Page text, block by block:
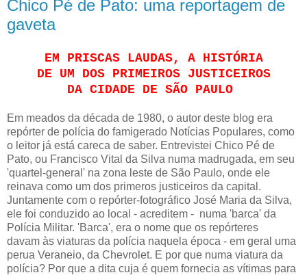
Chico Pé de Pato: uma reportagem de
gaveta
EM PRISCAS LAUDAS, A HISTÓRIA
DE UM DOS PRIMEIROS JUSTICEIROS
DA CIDADE DE SÃO PAULO
Em meados da década de 1980, o autor deste blog era
repórter de polícia do famigerado Notícias Populares, como
o leitor já está careca de saber. Entrevistei Chico Pé de
Pato, ou Francisco Vital da Silva numa madrugada, em seu
'quartel-general' na zona leste de São Paulo, onde ele
reinava como um dos primeros justiceiros da capital.
Juntamente com o repórter-fotográfico José Maria da Silva,
ele foi conduzido ao local - acreditem - numa 'barca' da
Polícia Militar. 'Barca', era o nome que os repórteres
davam às viaturas da polícia naquela época - em geral uma
perua Veraneio, da Chevrolet. E por que numa viatura da
polícia? Por que a dita cuja é quem fornecia as vítimas para